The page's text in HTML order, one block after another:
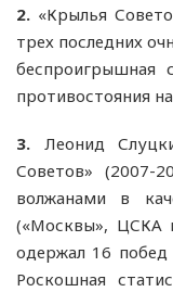
2. «Крылья
трех последних
беспроигрышная
противостояния
3. Леонид
Советов» (2007-
волжанами в
(«Москвы», ЦСКА
одержал 16
Роскошная